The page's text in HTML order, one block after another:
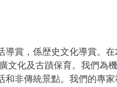
賞，係歴史文化導賞。
文化及古蹟保育。我們為
非傳統景點。我們的專